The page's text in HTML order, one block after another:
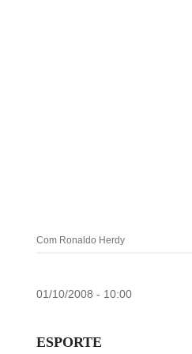
Com Ronaldo Herdy
01/10/2008 - 10:00
ESPORTE